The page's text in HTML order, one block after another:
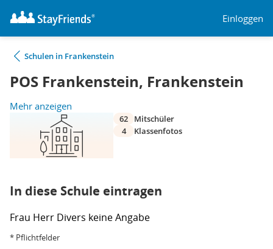
Einloggen
Schulen in Frankenstein
POS Frankenstein, Frankenstein
Mehr anzeigen
62
Mitschüler
4
Klassenfotos
In diese Schule eintragen
Frau Herr Divers keine Angabe
* Pflichtfelder